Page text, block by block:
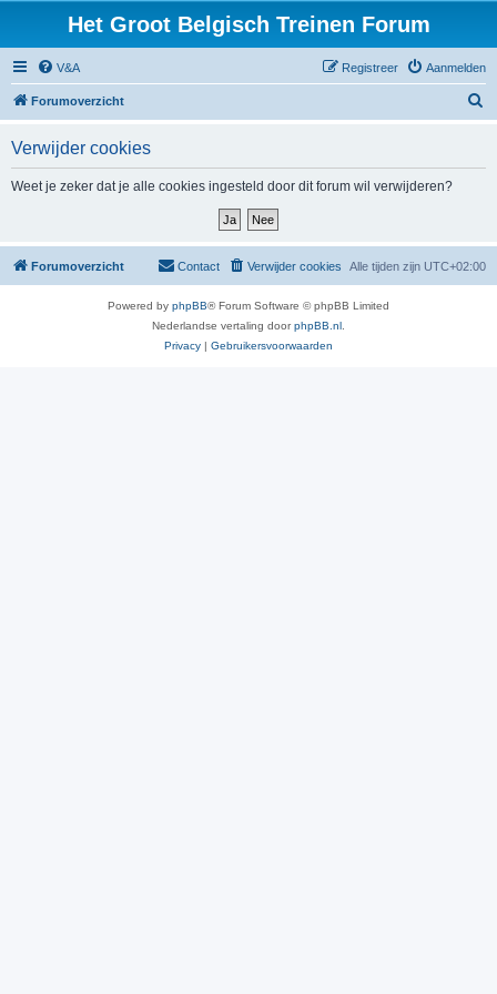
Het Groot Belgisch Treinen Forum
V&A Aanmelden
Registreer
Forumoverzicht
Verwijder cookies
Weet je zeker dat je alle cookies ingesteld door dit forum wil verwijderen?
Forumoverzicht Alle tijden zijn UTC+02:00
Verwijder cookies
Contact
Powered by phpBB® Forum Software © phpBB Limited
Nederlandse vertaling doorphpBB.nl
Privacy | Gebruikersvoorwaarden